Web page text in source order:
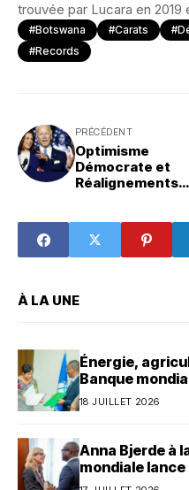
trouvée par Lucara en
#Botswana #Carats
#Records
PRÉCÉDENT
Optimisme
Démocrate et
Réalignements
Harris se
positionne pour
gagner
À LA UNE
Énergie,
Banque
dollars au Bénin
18 JUILLET 2026
Anna Bjerde à
mondiale
avec le Bénin